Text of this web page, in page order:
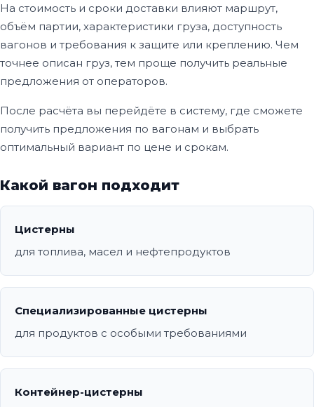
На стоимость и сроки доставки влияют маршрут,
объём партии, характеристики груза, доступность
вагонов и требования к защите или креплению. Чем
точнее описан груз, тем проще получить реальные
предложения от операторов.
После расчёта вы перейдёте в систему, где сможете
получить предложения по вагонам и выбрать
оптимальный вариант по цене и срокам.
Какой вагон подходит
Цистерны
для топлива, масел и нефтепродуктов
Специализированные цистерны
для продуктов с особыми требованиями
Контейнер-цистерны